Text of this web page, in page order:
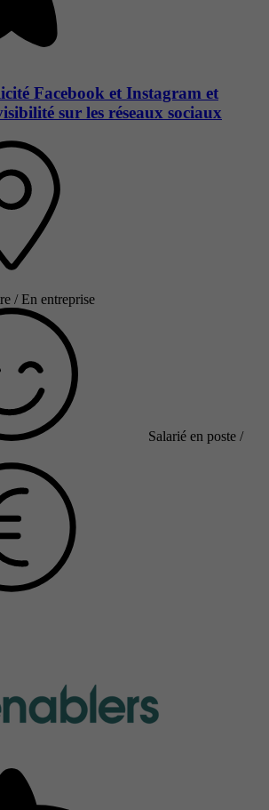
Facebook et Instagram et
sur les réseaux sociaux
/ En entreprise
Salarié en poste /